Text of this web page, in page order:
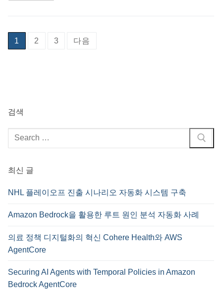
글
매
김
1 2 3 다음
검색
검
색
최신 글
NHL 플레이오프 진출 시나리오 자동화 시스템 구축
Amazon Bedrock을 활용한 루트 원인 분석 자동화 사례
의료 정책 디지털화의 혁신 Cohere Health와 AWS
AgentCore
Securing AI Agents with Temporal Policies in Amazon
Bedrock AgentCore